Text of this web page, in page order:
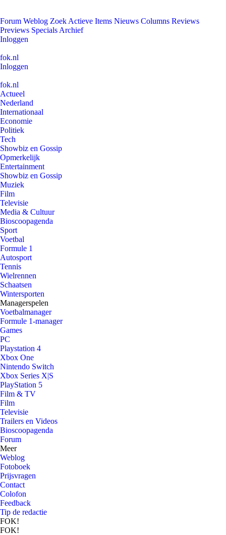
Forum Weblog Zoek Actieve Items Nieuws Columns Reviews
Previews Specials Archief
Inloggen
fok.nl
Inloggen
fok.nl
Actueel
Nederland
Internationaal
Economie
Politiek
Tech
Showbiz en Gossip
Opmerkelijk
Entertainment
Showbiz en Gossip
Muziek
Film
Televisie
Media & Cultuur
Bioscoopagenda
Sport
Voetbal
Formule 1
Autosport
Tennis
Wielrennen
Schaatsen
Wintersporten
Managerspelen
Voetbalmanager
Formule 1-manager
Games
PC
Playstation 4
Xbox One
Nintendo Switch
Xbox Series X|S
PlayStation 5
Film & TV
Film
Televisie
Trailers en Videos
Bioscoopagenda
Forum
Meer
Weblog
Fotoboek
Prijsvragen
Contact
Colofon
Feedback
Tip de redactie
FOK!
FOK!